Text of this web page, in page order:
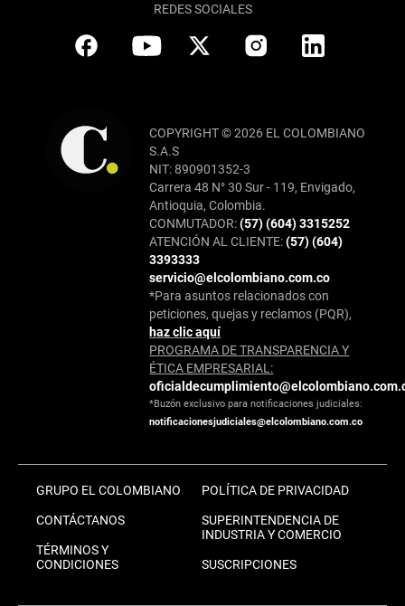
REDES SOCIALES
COPYRIGHT © 2026 EL COLOMBIANO
S.A.S
NIT: 890901352-3
Carrera 48 N° 30 Sur - 119, Envigado,
Antioquia, Colombia.
CONMUTADOR:(57) (604) 3315252
ATENCIÓN AL CLIENTE:(57) (604)
3393333
servicio@elcolombiano.com.co
*Para asuntos relacionados con
peticiones, quejas y reclamos (PQR),
haz clic aquí
PROGRAMA DE TRANSPARENCIA Y
ÉTICA EMPRESARIAL:
*Buzón exclusivo para notificaciones judiciales:
notificacionesjudiciales@elcolombiano.com.co
GRUPO EL COLOMBIANO
CONTÁCTANOS
TÉRMINOS Y
CONDICIONES
POLÍTICA DE PRIVACIDAD
SUPERINTENDENCIA DE
INDUSTRIA Y COMERCIO
SUSCRIPCIONES